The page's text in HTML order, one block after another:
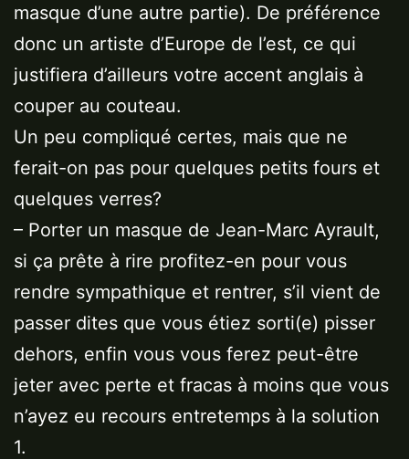
masque d’une autre partie). De préférence
donc un artiste d’Europe de l’est, ce qui
justifiera d’ailleurs votre accent anglais à
couper au couteau.
Un peu compliqué certes, mais que ne
ferait-on pas pour quelques petits fours et
quelques verres?
– Porter un masque de Jean-Marc Ayrault,
si ça prête à rire profitez-en pour vous
rendre sympathique et rentrer, s’il vient de
passer dites que vous étiez sorti(e) pisser
dehors, enfin vous vous ferez peut-être
jeter avec perte et fracas à moins que vous
n’ayez eu recours entretemps à la solution
1.